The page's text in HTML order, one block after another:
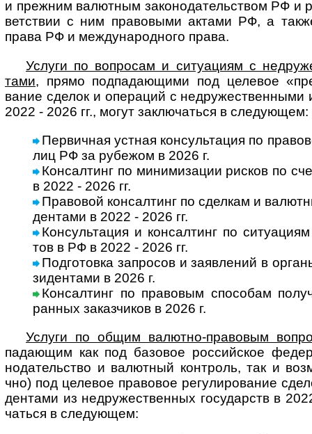
и преж­ним валют­ным за­ко­но­да­тель­ст­вом РФ и
вет­ст­вии с ним пра­во­выми актами РФ, а
права РФ и меж­ду­на­род­ного права.
Услуги по вопросам и ситуациям с
тами, прямо под­пада­ю­щими под целе­вое
вание сде­лок и опе­ра­ций с
2022 - 2026 гг., могут заклю­ча­ться в сле­дующем:
Первичная устная консультация по
лиц РФ за рубе­жом в 2026 г.
Консалтинг по минимизации рисков по
в 2022 - 2026 гг.
Правовой консалтинг по сделкам и
ден­тами в 2022 - 2026 гг.
Консультация и консалтинг по
тов в РФ в 2022 - 2026 гг.
Подготовка запросов и заявлений в
зи­ден­тами в 2026 г.
Консалтинг по правовым способам
ран­ных заказ­чи­ков в 2026 г.
Услуги по общим валютно-правовым
пада­ю­щим как под базовое рос­сий­ское
нода­тель­ство и валют­ный конт­роль, так и
чно) под целе­вое пра­во­вое регу­ли­ро­ва­ние
ден­тами из недру­жест­вен­ных госу­дарств в
чаться в сле­дующем: